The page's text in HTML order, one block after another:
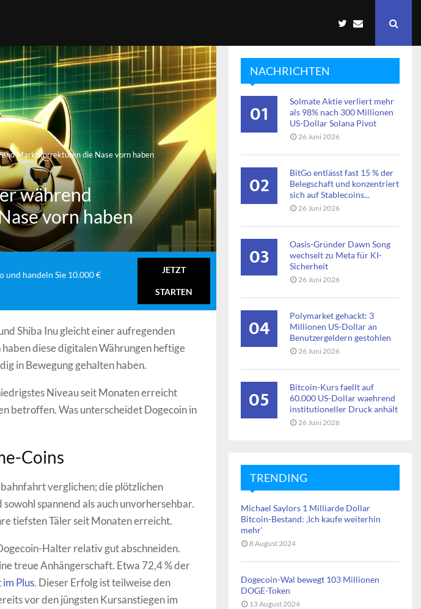
Marktkorrekturen die Nase vorn haben
während
vorn haben
und handeln Sie 10.000 €
JETZT
STARTEN
Shiba Inu gleicht einer aufregenden
diese digitalen Währungen heftige
in Bewegung gehalten haben.
Niveau seit Monaten erreicht
betroffen. Was unterscheidet Dogecoin in
Coins
verglichen; die plötzlichen
spannend als auch unvorhersehbar.
tiefsten Täler seit Monaten erreicht.
Halter relativ gut abschneiden.
treue Anhängerschaft. Etwa 72,4 % der
Plus. Dieser Erfolg ist teilweise den
vor den jüngsten Kursanstiegen im
NACHRICHTEN
01
Solmate Aktie verliert mehr
als 98% nach 300 Millionen
US-Dollar Solana Pivot
26 Juni 2026
02
BitGo entlässt fast 15 % der
Belegschaft und konzentriert
sich auf Stablecoins...
26 Juni 2026
03
Oasis-Gründer Dawn Song
wechselt zu Meta für KI-
Sicherheit
26 Juni 2026
04
Polymarket gehackt: 3
Millionen US-Dollar an
Benutzergeldern gestohlen
26 Juni 2026
05
Bitcoin-Kurs faellt auf
60.000 US-Dollar waehrend
institutioneller Druck anhält
26 Juni 2026
TRENDING
Michael Saylors 1 Milliarde Dollar
Bitcoin-Bestand: ‚Ich kaufe weiterhin
mehr‘
8 August 2024
Dogecoin-Wal bewegt 103 Millionen
DOGE-Token
13 August 2024